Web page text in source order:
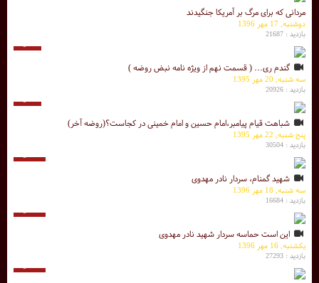
مردانی که برای مرگ بر آمریکا جنگیدند
دوشنبه, 17 مهر 1396
بازدید : 21687
گندم ری... ( قسمت نهم از ویژه نامه نبض روضه )
سه شنبه, 20 مهر 1395
بازدید : 20926
شباهت قیام پیامبر،امام حسین و امام خمینی در کجاست؟(روضه آخر)
پنج شنبه, 22 مهر 1395
بازدید : 30504
شهید گمنام، سردار نادر مهدوی
سه شنبه, 18 مهر 1396
بازدید : 16684
اين است حماسه سردار شهيد نادر مهدوی
یکشنبه, 16 مهر 1396
بازدید : 27293